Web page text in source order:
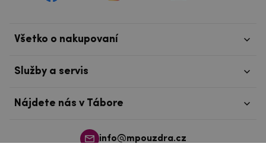
info@mpouzdra.cz
Všetko o nakupovaní
Služby a servis
Nájdete nás v Tábore